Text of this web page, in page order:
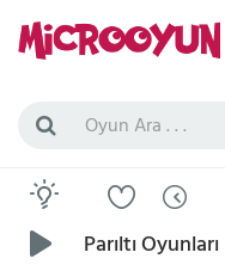
Parıltı Oyunları